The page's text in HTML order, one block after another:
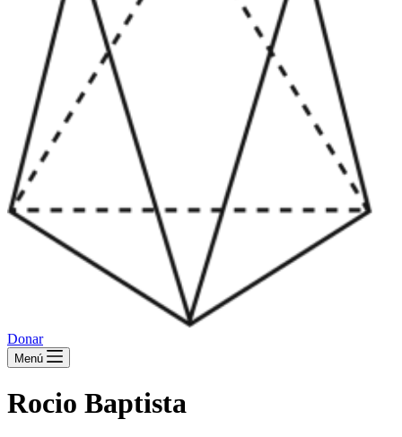
Donar
Menú
Rocio Baptista